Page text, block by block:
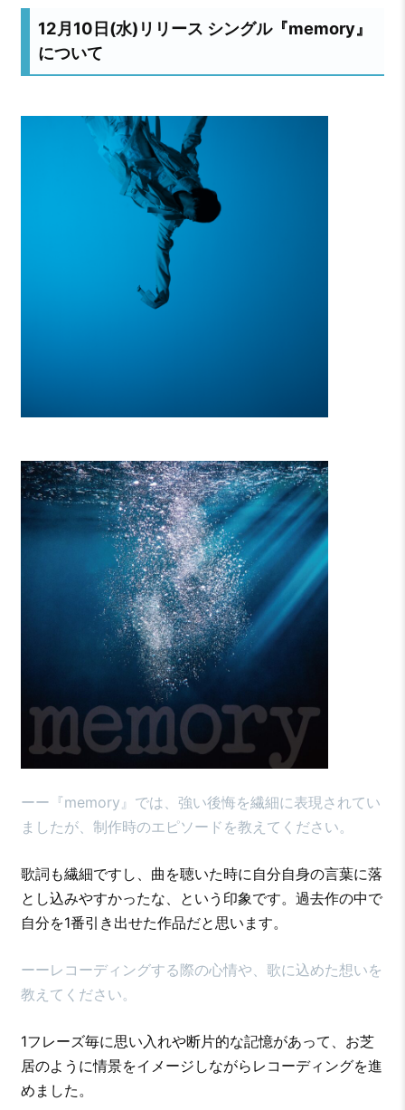
12月10日(水)リリース シングル『memory』
について
ーー『memory』では、強い後悔を繊細に表現されてい
ましたが、制作時のエピソードを教えてください。
歌詞も繊細ですし、曲を聴いた時に自分自身の言葉に落
とし込みやすかったな、という印象です。過去作の中で
自分を1番引き出せた作品だと思います。
ーーレコーディングする際の心情や、歌に込めた想いを
教えてください。
1フレーズ毎に思い入れや断片的な記憶があって、お芝
居のように情景をイメージしながらレコーディングを進
めました。